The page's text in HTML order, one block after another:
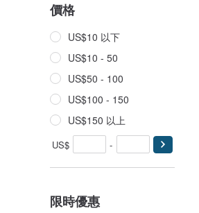
價格
US$10 以下
US$10 - 50
US$50 - 100
US$100 - 150
US$150 以上
US$ -
限時優惠